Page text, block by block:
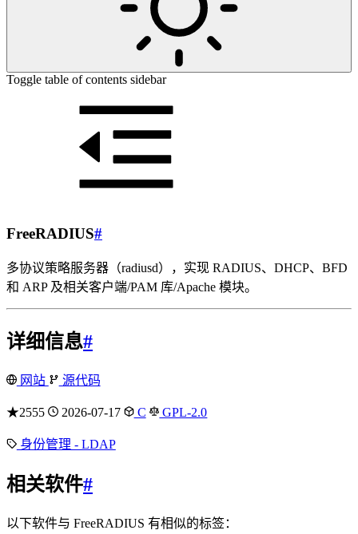
Toggle table of contents sidebar
FreeRADIUS#
多协议策略服务器（radiusd），实现 RADIUS、DHCP、BFD
和 ARP 及相关客户端/PAM 库/Apache 模块。
详细信息#
网站 源代码
★2555 2026-07-17 C GPL-2.0
身份管理 - LDAP
相关软件#
以下软件与 FreeRADIUS 有相似的标签：